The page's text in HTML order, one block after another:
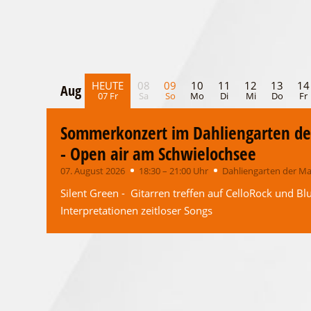
Aug HEUTE
07 Fr
08
Sa
09
So
10
Mo
11
Di
12
Mi
13
Do
14
Fr
Aug
Sommerkonzert im Dahliengarten
- Open air am Schwielochsee
07. August 2026 18:30 – 21:00 Uhr Dahliengarten der
Silent Green - Gitarren treffen auf CelloRock und
Interpretationen zeitloser Songs